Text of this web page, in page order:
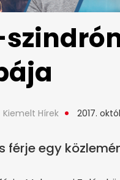
Kiemelt Hírek 2017.
férje egy